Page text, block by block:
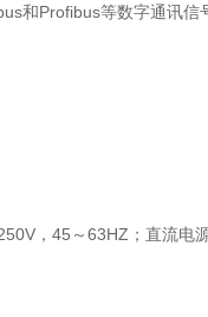
和Profibus等数字通讯信
，45～63HZ；直流电源